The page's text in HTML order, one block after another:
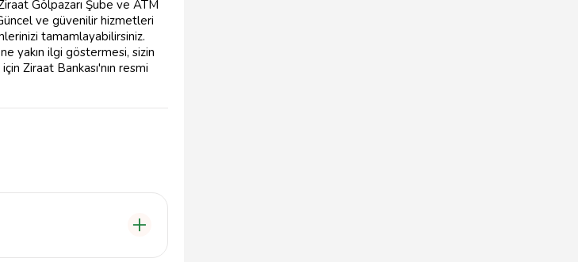
Gölpazarı Şube ve ATM
ve güvenilir hizmetleri
tamamlayabilirsiniz.
yakın ilgi göstermesi, sizin
Ziraat Bankası'nın resmi